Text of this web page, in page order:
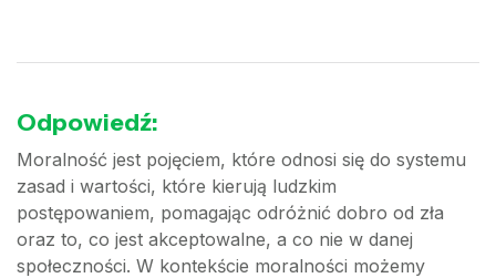
Odpowiedź:
Moralność jest pojęciem, które odnosi się do systemu
zasad i wartości, które kierują ludzkim
postępowaniem, pomagając odróżnić dobro od zła
oraz to, co jest akceptowalne, a co nie w danej
społeczności. W kontekście moralności możemy